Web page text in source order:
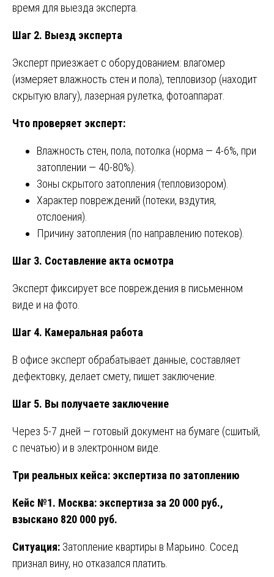
время для выезда эксперта.
Шаг 2. Выезд эксперта
Эксперт приезжает с оборудованием: влагомер
(измеряет влажность стен и пола), тепловизор (находит
скрытую влагу), лазерная рулетка, фотоаппарат.
Что проверяет эксперт:
Влажность стен, пола, потолка (норма — 4-6%, при
затоплении — 40-80%).
Зоны скрытого затопления (тепловизором).
Характер повреждений (потеки, вздутия,
отслоения).
Причину затопления (по направлению потеков).
Шаг 3. Составление акта осмотра
Эксперт фиксирует все повреждения в письменном
виде и на фото.
Шаг 4. Камеральная работа
В офисе эксперт обрабатывает данные, составляет
дефектовку, делает смету, пишет заключение.
Шаг 5. Вы получаете заключение
Через 5-7 дней — готовый документ на бумаге (сшитый,
с печатью) и в электронном виде.
Три реальных кейса: экспертиза по затоплению
Кейс №1. Москва: экспертиза за 20 000 руб.,
взыскано 820 000 руб.
Ситуация: Затопление квартиры в Марьино. Сосед
признал вину, но отказался платить.